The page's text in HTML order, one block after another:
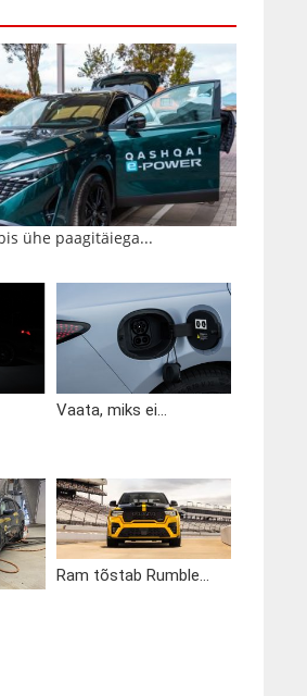
ühe paagitäiega...
Vaata, miks ei...
Ram tõstab Rumble...